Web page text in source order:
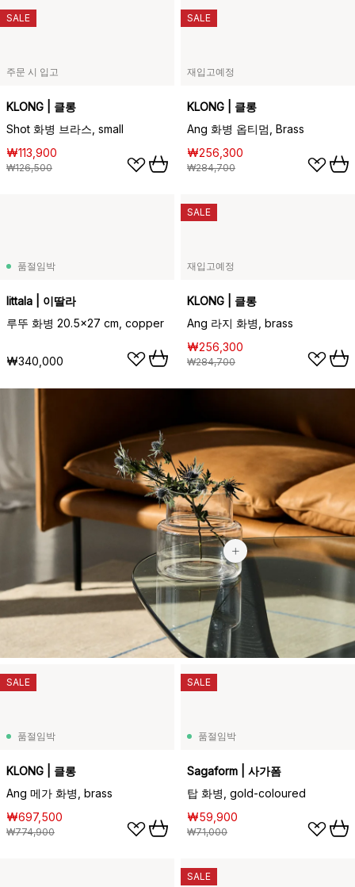
주문 시 입고
KLONG | 클롱
Shot 화병 브라스, small
₩113,900
₩126,500
SALE
재입고예정
KLONG | 클롱
Ang 화병 옵티멈, Brass
₩256,300
₩284,700
SALE
품절임박
Iittala | 이딸라
루뚜 화병 20.5x27 cm, copper
₩340,000
재입고예정
KLONG | 클롱
Ang 라지 화병, brass
₩256,300
₩284,700
SALE
₩43,000
품절임박
KLONG | 클롱
Ang 메가 화병, brass
₩697,500
₩774,900
SALE
품절임박
Sagaform | 사가폼
탑 화병, gold-coloured
₩59,900
₩71,000
SALE
SALE